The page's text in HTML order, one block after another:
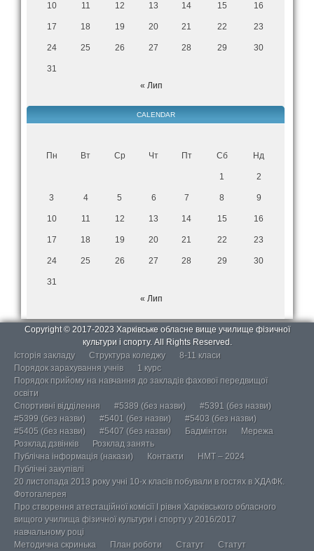
10 11 12 13 14 15 16
17 18 19 20 21 22 23
24 25 26 27 28 29 30
31
« Лип
CALENDAR
Пн Вт Ср Чт Пт Сб Нд
1 2
3 4 5 6 7 8 9
10 11 12 13 14 15 16
17 18 19 20 21 22 23
24 25 26 27 28 29 30
31
« Лип
Copyright © 2017-2023 Харківське обласне вище училище фізичної
культури і спорту. All Rights Reserved.
Історія закладу
Структура коледжу
8-11 класи
Порядок зарахування учнів
1 курс
Порядок прийому на навчання до закладів фахової передвищої
освіти
Спортивні відділення
#5389 (без назви)
#5391 (без назви)
#5399 (без назви)
#5401 (без назви)
#5403 (без назви)
#5405 (без назви)
#5407 (без назви) Бадмінтон
Мережа
Розклад дзвінків
Розклад занять
Публічна інформація (накази)
Контакти
НМТ – 2024
Публічні закупівлі
20 листопада 2013 року учні 10-х класів побували в гостях в ХДАФК.
Фотогалерея
Про створення атестаційної комісії І рівня Харківського обласного
вищого училища фізичної культури і спорту у 2016/2017
навчальному році
Методична скринька
План роботи Статут
Статут